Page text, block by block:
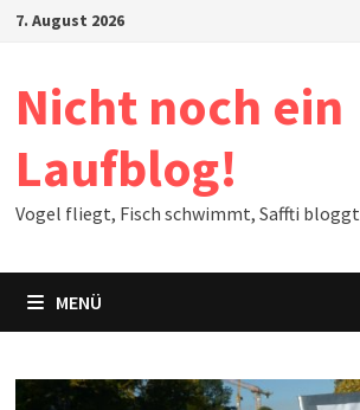
Zum7. August 2026
Nicht noch ein
Laufblog!
Vogel fliegt, Fisch schwimmt, Saffti bloggt
MENÜ